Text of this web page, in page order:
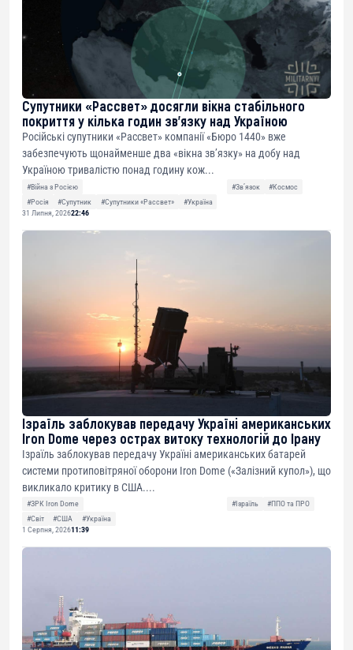
Супутники «Рассвет» досягли вікна стабільного
покриття у кілька годин зв’язку над Україною
Російські супутники «Рассвет» компанії «Бюро 1440» вже
забезпечують щонайменше два «вікна зв’язку» на добу над
Україною тривалістю понад годину кож...
#Війна з Росією #Звʼязок
#Космос
#Росія
#Супутник #Супутники «Рассвет»
#Україна
31 Липня, 202622:46
Ізраїль заблокував передачу Україні американських
Iron Dome через острах витоку технологій до Ірану
Ізраїль заблокував передачу Україні американських батарей
системи протиповітряної оборони Iron Dome («Залізний купол»), що
викликало критику в США....
#ЗРК Iron Dome #Ізраїль
#ППО та ПРО
#Світ
#США
#Україна
1 Серпня, 202611:39